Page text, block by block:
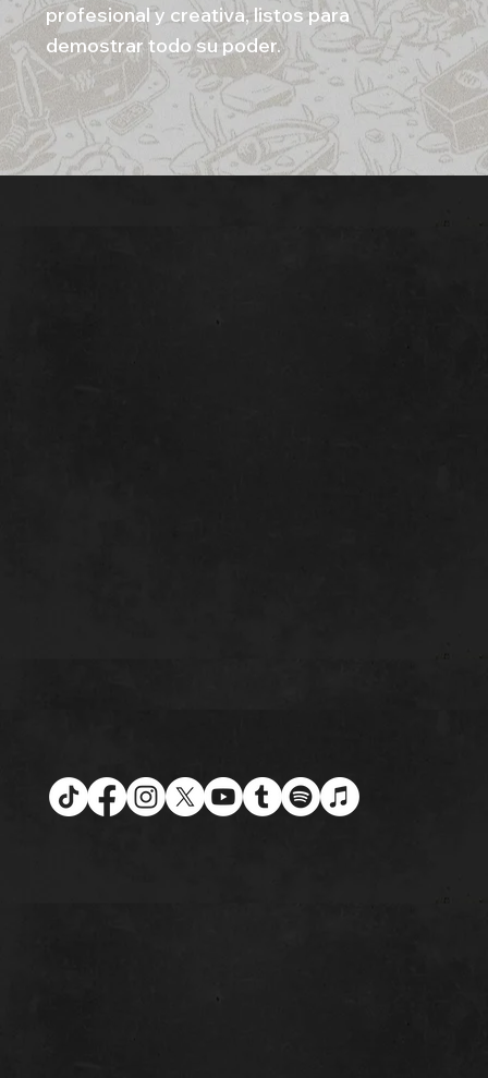
profesional y creativa, listos para
demostrar todo su poder.